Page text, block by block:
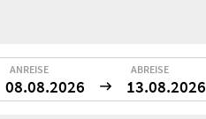
ANREISE
08.08.2026
ABREISE
13.08.2026